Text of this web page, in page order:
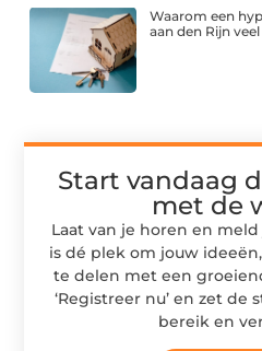
Waarom een
aan den Rijn
Start vandaag
met de
Laat van je horen en
is dé plek om jouw
te delen met een
‘Registreer nu’ en zet de
bereik en